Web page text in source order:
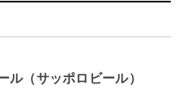
（サッポロビール）